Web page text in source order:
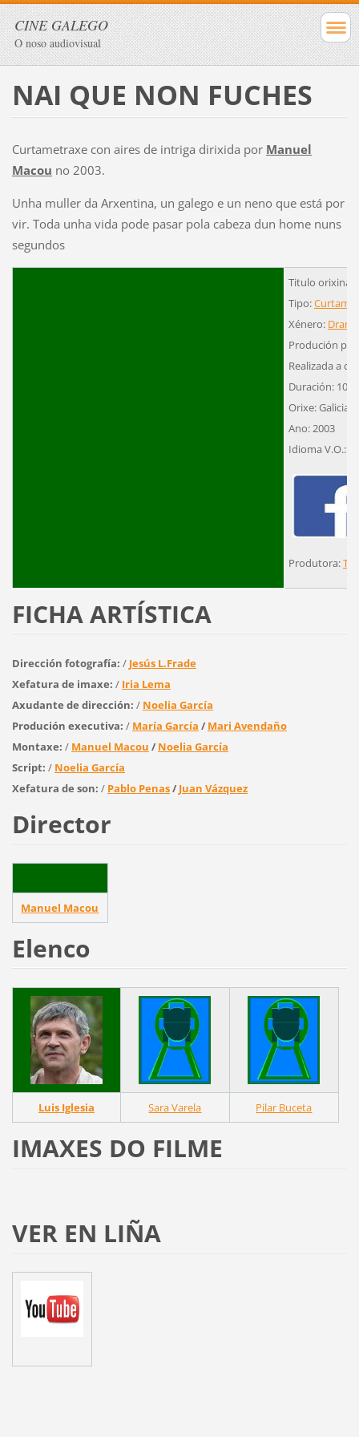
CINE GALEGO
O noso audiovisual
NAI QUE NON FUCHES
Curtametraxe con aires de intriga dirixida por Manuel
Macou no 2003.
Unha muller da Arxentina, un galego e un neno que está por
vir. Toda unha vida pode pasar pola cabeza dun home nuns
segundos
Titulo orixinal:
Tipo:
Xénero: Drama
Produción
Realizada a cor
Duración: 10´
Orixe: Galicia
Ano: 2003
Idioma V.O.:
Produtora:
FICHA ARTÍSTICA
Dirección fotografía: / Jesús L.Frade
Xefatura de imaxe: / Iria Lema
Axudante de dirección: / Noelia García
Produción executiva: / María García / Mari Avendaño
Montaxe: / Manuel Macou / Noelia García
Script: / Noelia García
Xefatura de son: / Pablo Penas/ Juan Vázquez
Director
Manuel Macou
Elenco
Luis Iglesia Sara Varela Pilar Buceta
IMAXES DO FILME
VER EN LIÑA